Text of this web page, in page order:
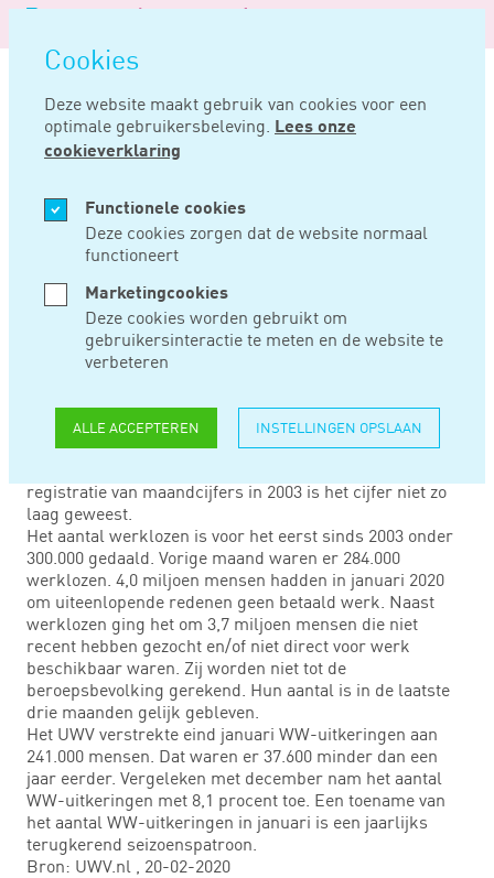
overslaan
Cookies
Deze website maakt gebruik van cookies voor een
optimale gebruikersbeleving. Lees onze
cookieverklaring
Functionele cookies
Deze cookies zorgen dat de website normaal
functioneert
Marketingcookies
Deze cookies worden gebruikt om
gebruikersinteractie te meten en de website te
verbeteren
ALLE ACCEPTEREN INSTELLINGEN OPSLAAN
Logo
Noord
Negentig
Home Nieuws Werkloosheid gedaald naar 3,0%
FEB 26, 2020
WERKLOOSHEID
GEDAALD NAAR
3,0%
De werkloosheid is in januari gedaald naar 3%, meldt het
registratie van maandcijfers in 2003 is het cijfer niet zo
laag geweest.
Het aantal werklozen is voor het eerst sinds 2003 onder
300.000 gedaald. Vorige maand waren er 284.000
werklozen. 4,0 miljoen mensen hadden in januari 2020
om uiteenlopende redenen geen betaald werk. Naast
werklozen ging het om 3,7 miljoen mensen die niet
recent hebben gezocht en/of niet direct voor werk
beschikbaar waren. Zij worden niet tot de
beroepsbevolking gerekend. Hun aantal is in de laatste
drie maanden gelijk gebleven.
Het UWV verstrekte eind januari WW-uitkeringen aan
241.000 mensen. Dat waren er 37.600 minder dan een
jaar eerder. Vergeleken met december nam het aantal
WW-uitkeringen met 8,1 procent toe. Een toename van
het aantal WW-uitkeringen in januari is een jaarlijks
terugkerend seizoenspatroon.
Bron: UWV.nl , 20-02-2020